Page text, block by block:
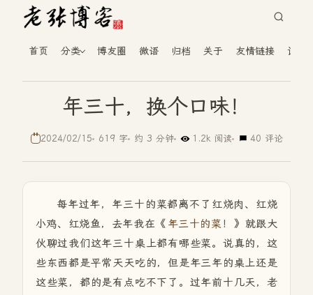
首页 分类 博友圈 微语 归档 关于 友情链接 读者
年三十，换个口味！
2024/02/15 619 字 约 3 分钟 1.2k 阅读 40 评论
每年过年，年三十的菜都离不了红烧肉、红烧
小鸡、红烧鱼，去年我在《 年三十的菜！
》就跟大
伙聊过我们这年三十桌上都有哪些菜。说真的，这
些东西都是平常天天吃的，但是年三年的桌上还是
这些菜，都的是有点吃不下了。过年前十几天，老